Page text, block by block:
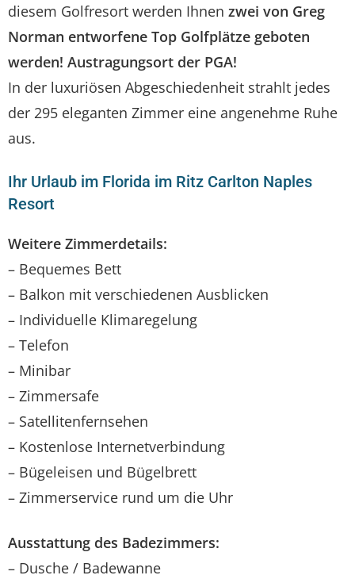
diesem Golfresort werden Ihnen zwei von Greg
Norman entworfene Top Golfplätze geboten
werden! Austragungsort der PGA!
In der luxuriösen Abgeschiedenheit strahlt jedes
der 295 eleganten Zimmer eine angenehme Ruhe
aus.
Ihr Urlaub im Florida im Ritz Carlton Naples
Resort
Weitere Zimmerdetails:
– Bequemes Bett
– Balkon mit verschiedenen Ausblicken
– Individuelle Klimaregelung
– Telefon
– Minibar
– Zimmersafe
– Satellitenfernsehen
– Kostenlose Internetverbindung
– Bügeleisen und Bügelbrett
– Zimmerservice rund um die Uhr
Ausstattung des Badezimmers:
– Dusche / Badewanne